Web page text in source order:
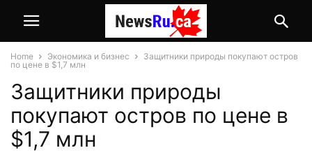
Home Экономика и бизнес
Защитники природы покупают остров
по цене в $1,7 млн
Защитники природы
покупают остров по цене в
$1,7 млн